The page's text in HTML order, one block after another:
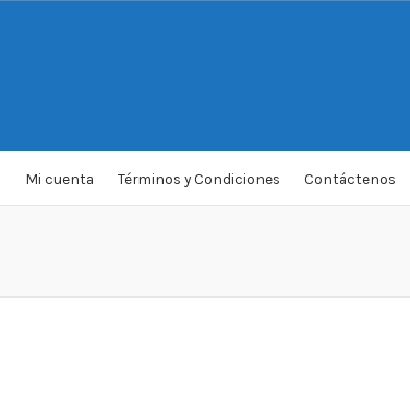
Mi cuenta Términos y Condiciones Contáctenos